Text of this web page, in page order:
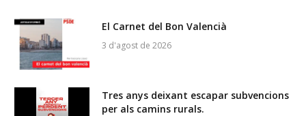
El Carnet del Bon Valencià
3 d'agost de 2026
Tres anys deixant escapar subvencions
per als camins rurals.